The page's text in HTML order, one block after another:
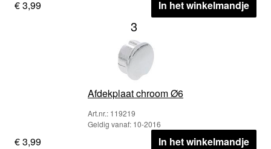
€ 3,99 In het winkelmandje
3
Afdekplaat chroom Ø6
Art.nr.: 119219
Geldig vanaf: 10-2016
€ 3,99 In het winkelmandje